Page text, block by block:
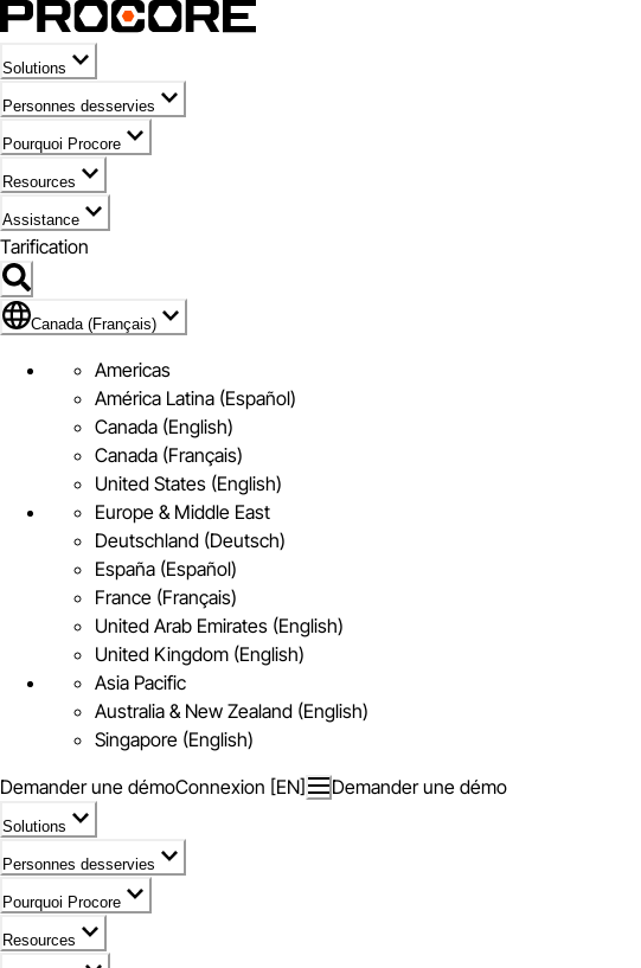
Solutions
Personnes desservies
Pourquoi Procore
Resources
Assistance
Tarification
Pavillon de Canada (Français)
Canada (Français)
Americas
América Latina (Español)
Canada (English)
Canada (Français)
United States (English)
Europe & Middle East
Deutschland (Deutsch)
España (Español)
France (Français)
United Arab Emirates (English)
United Kingdom (English)
Asia Pacific
Australia & New Zealand (English)
Singapore (English)
Demander une démoConnexion [EN] Demander une démo
Solutions
Personnes desservies
Pourquoi Procore
Resources